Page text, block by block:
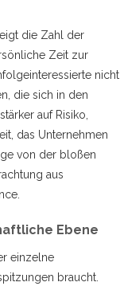
die Zahl der
Zeit zur
nicht
die sich in den
auf Risiko,
das Unternehmen
von der bloßen
aus
Ebene
einzelne
braucht.